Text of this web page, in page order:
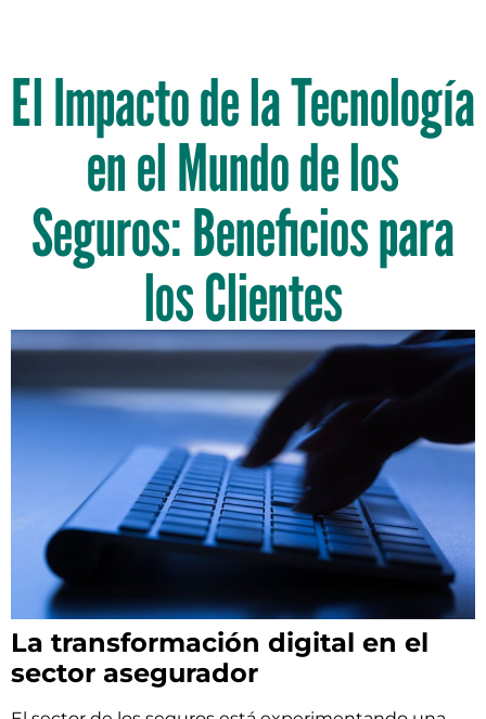
El Impacto de la Tecnología
en el Mundo de los
Seguros: Beneficios para
los Clientes
La transformación digital en el
sector asegurador